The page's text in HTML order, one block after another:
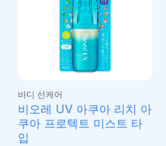
바디 선케어
비오레 UV 아쿠아 리치 아
쿠아 프로텍트 미스트 타
입